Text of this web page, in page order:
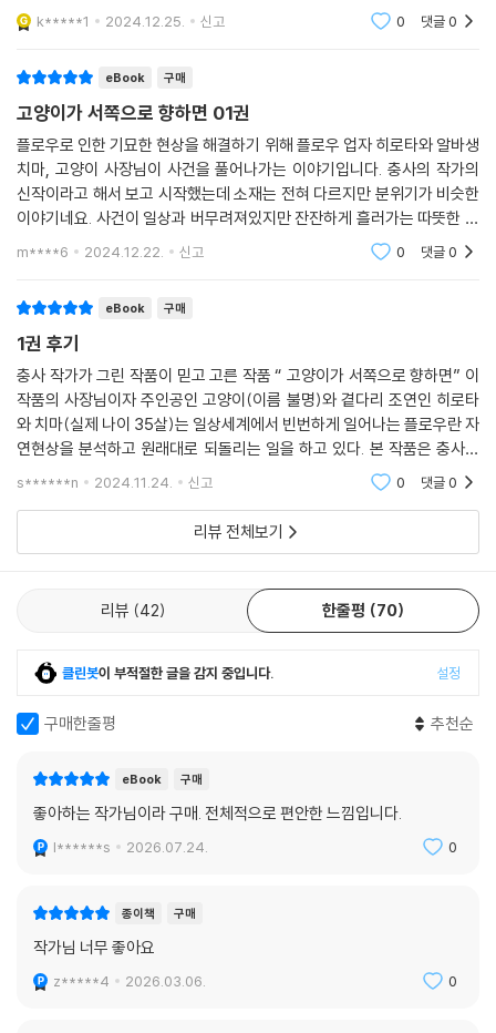
k*****1 2024.12.25. 신고 0 댓글0
eBook 구매
고양이가 서쪽으로 향하면 01권
플로우로 인한 기묘한 현상을 해결하기 위해 플로우 업자 히로타와 알바생
치마, 고양이 사장님이 사건을 풀어나가는 이야기입니다. 충사의 작가의
신작이라고 해서 보고 시작했는데 소재는 전혀 다르지만 분위기가 비슷한
이야기네요. 사건이 일상과 버무려져있지만 잔잔하게 흘러가는 따뜻한 이
야기입니다. 고양이는 귀여워요. 재미있게 봤습니다.
m****6 2024.12.22. 신고 0 댓글0
eBook 구매
1권 후기
충사 작가가 그린 작품이 믿고 고른 작품 “ 고양이가 서쪽으로 향하면” 이
작품의 사장님이자 주인공인 고양이(이름 불명)와 곁다리 조연인 히로타
와 치마(실제 나이 35살)는 일상세계에서 빈번하게 일어나는 플로우란 자
연현상을 분석하고 원래대로 되돌리는 일을 하고 있다. 본 작품은 충사와
마찬가지로 너무나 잔잔하게 일상스러운 내용을 담담하게 표현하고 있어
s******n 2024.11.24. 신고 0 댓글0
리뷰 전체보기
리뷰 42 한줄평 70
클린봇이 부적절한 글을 감지 중입니다. 설정
구매한줄평 추천순
eBook 구매
좋아하는 작가님이라 구매. 전체적으로 편안한 느낌입니다.
l******s 2026.07.24. 0
종이책 구매
작가님 너무 좋아요
z*****4 2026.03.06. 0